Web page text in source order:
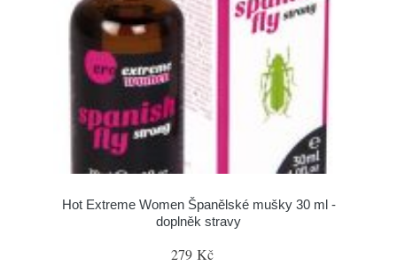
Hot Extreme Women Španělské mušky 30 ml -
doplněk stravy
279 Kč